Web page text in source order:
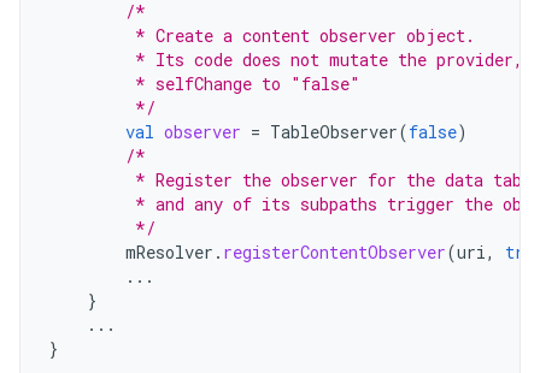
/*
         * Create a content observer object.
* Its code does not mutate the provider,
         * selfChange to "false"
         */
val observer = TableObserver(false)
/*
* Register the observer for the data
* and any of its subpaths trigger the
         */
mResolver . registerContentObserver(uri,
...
}
...
}